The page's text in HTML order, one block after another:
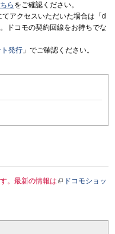
ら をご確認ください。
アクセスいただいた場合は「d
ドコモの契約回線をお持ちでな
発行 」でご確認ください。
。最新の情報は
ドコモショッ